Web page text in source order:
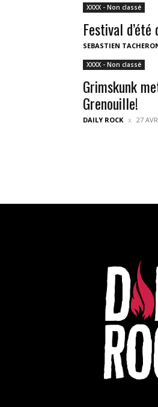
XXXX - Non classé
Festival
SEBASTIEN
XXXX - Non classé
Grimskunk
Grenouille!
DAILY ROCK 27